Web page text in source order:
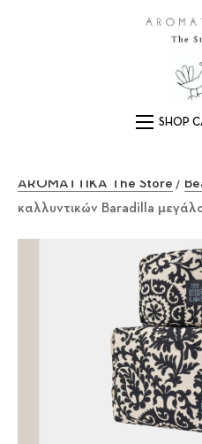
Main
AROMATTIKA The Store /
καλλυντικών Baradilla